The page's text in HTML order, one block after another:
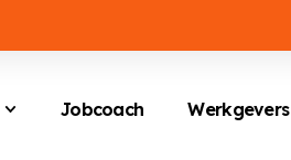
Jobcoach Werkgevers